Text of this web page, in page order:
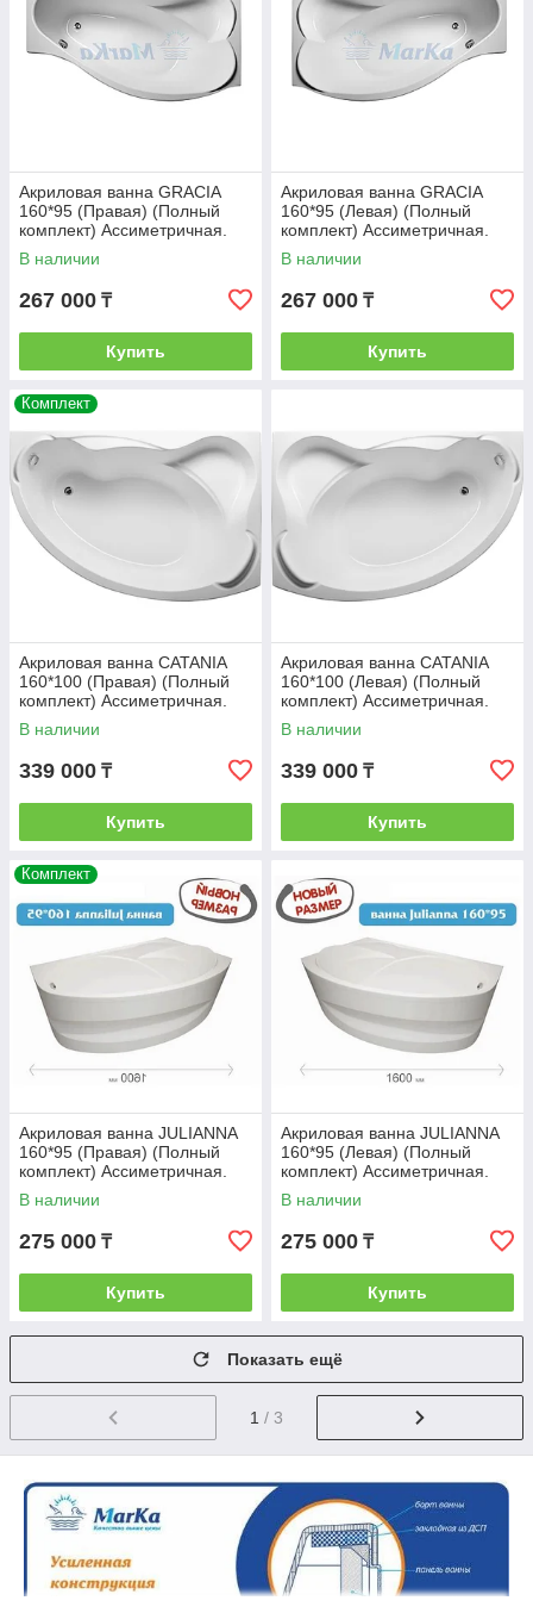
Акриловая ванна GRACIA
160*95 (Правая) (Полный
комплект) Ассиметричная.
Угловая
В наличии
267 000 ₸
Купить
Акриловая ванна GRACIA
160*95 (Левая) (Полный
комплект) Ассиметричная.
Угловая
В наличии
267 000 ₸
Купить
Комплект
Акриловая ванна CATANIA
160*100 (Правая) (Полный
комплект) Ассиметричная.
Угловая
В наличии
339 000 ₸
Купить
Акриловая ванна CATANIA
160*100 (Левая) (Полный
комплект) Ассиметричная.
Угловая
В наличии
339 000 ₸
Купить
Комплект
Акриловая ванна JULIANNA
160*95 (Правая) (Полный
комплект) Ассиметричная.
Угловая
В наличии
275 000 ₸
Купить
Акриловая ванна JULIANNA
160*95 (Левая) (Полный
комплект) Ассиметричная.
Угловая
В наличии
275 000 ₸
Купить
Показать ещё
1 / 3